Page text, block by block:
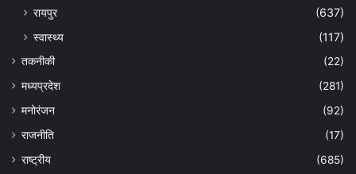
रायपुर
(637)
स्वास्थ्य
(117)
तकनीकी
(22)
मध्यप्रदेश
(281)
मनोरंजन
(92)
राजनीति
(17)
राष्ट्रीय
(685)